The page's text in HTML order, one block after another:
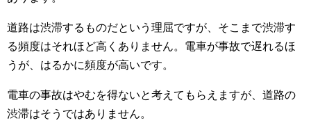
道路は渋滞するものだという理屈ですが、そこまで渋滞す
る頻度はそれほど高くありません。電車が事故で遅れるほ
うが、はるかに頻度が高いです。
電車の事故はやむを得ないと考えてもらえますが、道路の
渋滞はそうではありません。